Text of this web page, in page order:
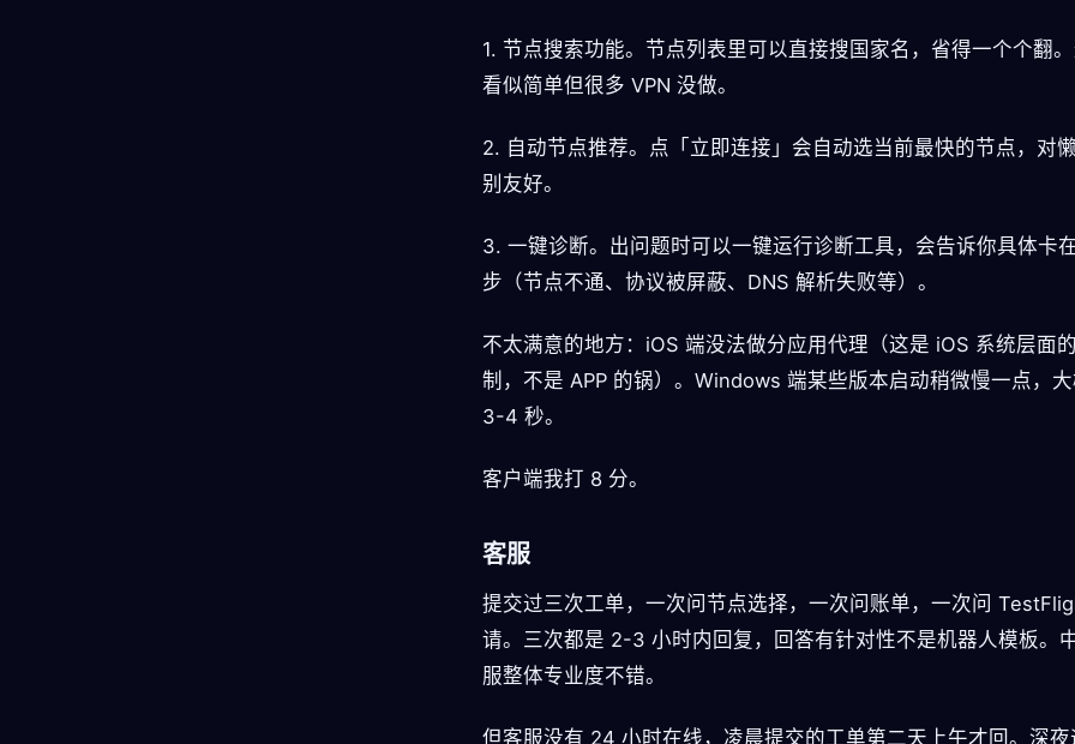
1. 节点搜索功能。节点列表里可以直接搜国家名，省得一个个翻
看似简单但很多 VPN 没做。
2. 自动节点推荐。点「立即连接」会自动选当前最快的节点，对
别友好。
3. 一键诊断。出问题时可以一键运行诊断工具，会告诉你具体卡
步（节点不通、协议被屏蔽、DNS 解析失败等）。
不太满意的地方：iOS 端没法做分应用代理（这是 iOS 系统层面
制，不是 APP 的锅）。Windows 端某些版本启动稍微慢一点，
3-4 秒。
客户端我打 8 分。
客服
提交过三次工单，一次问节点选择，一次问账单，一次问
请。三次都是 2-3 小时内回复，回答有针对性不是机器人模板。
服整体专业度不错。
但客服没有 24 小时在线，凌晨提交的工单第二天上午才回。深夜